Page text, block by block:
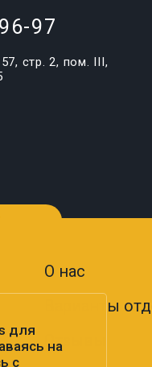
97
стр. 2, пом. III,
О нас
Варианты
Отзывы
для
на
с